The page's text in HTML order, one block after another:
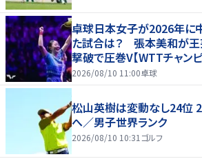
卓球日本女子が2026年に
た試合は？ 張本美和が
撃破で圧巻V【WTTチャン
2026/08/10 11:00卓球
松山英樹は変動なし24位
へ／男子世界ランク
2026/08/10 10:31 ゴルフ